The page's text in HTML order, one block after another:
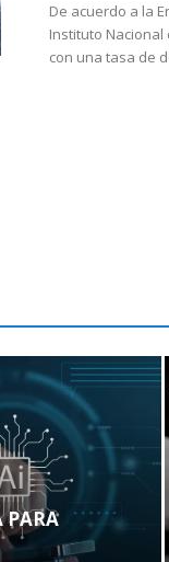
De acuerdo a la
Instituto Nacional
con una tasa de
PARA